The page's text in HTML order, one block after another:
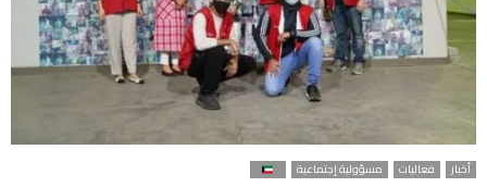
أخبار فعاليات مسؤولية إجتماعية